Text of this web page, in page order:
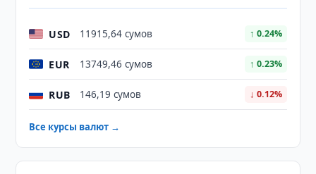
USD 11915,64 сумов ↑ 0.24%
EUR 13749,46 сумов ↑ 0.23%
RUB 146,19 сумов ↓ 0.12%
Все курсы валют →